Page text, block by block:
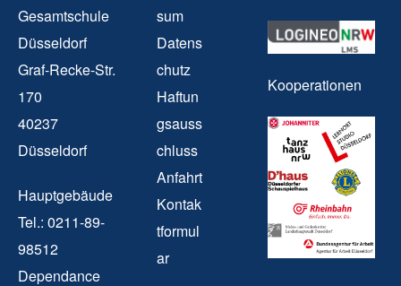
Gesamtschule
Düsseldorf
Graf-Recke-Str.
170
40237
Düsseldorf
Hauptgebäude
Tel.: 0211-89-
98512
Dependance
sum
Datens
chutz
Haftun
gsauss
chluss
Anfahrt
Kontak
tformul
ar
Kooperationen